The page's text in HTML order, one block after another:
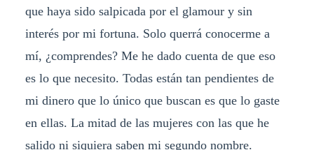
que haya sido salpicada por el glamour y sin
interés por mi fortuna. Solo querrá conocerme a
mí, ¿comprendes? Me he dado cuenta de que eso
es lo que necesito. Todas están tan pendientes de
mi dinero que lo único que buscan es que lo gaste
en ellas. La mitad de las mujeres con las que he
salido ni siquiera saben mi segundo nombre.